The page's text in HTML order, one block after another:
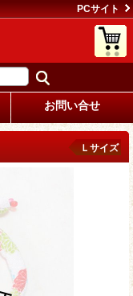
PCサイト
お問い合せ
Ｌサイズ